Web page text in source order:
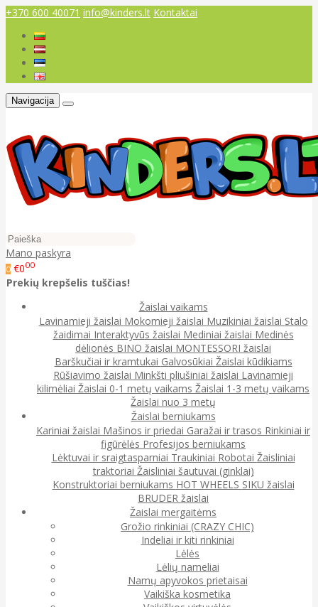
+370 600 40071 info@kinders.lt Kontaktai
Navigacija
Mano paskyra
0 €000
Prekių krepšelis tuščias!
Žaislai vaikams
Lavinamieji žaislai Mokomieji žaislai Muzikiniai žaislai Stalo
žaidimai Interaktyvūs žaislai Mediniai žaislai Medinės
dėlionės BINO žaislai MONTESSORI žaislai
Barškučiai ir kramtukai Galvosūkiai Žaislai kūdikiams
Rūšiavimo žaislai Minkšti pliušiniai žaislai Lavinamieji
kilimėliai Žaislai 0-1 metų vaikams Žaislai 1-3 metų vaikams
Žaislai nuo 3 metų
Žaislai berniukams
Kariniai žaislai Mašinos ir priedai Garažai ir trasos Rinkiniai ir
figūrėlės Profesijos berniukams
Lėktuvai ir sraigtasparniai Traukiniai Robotai Žaisliniai
traktoriai Žaisliniai šautuvai (ginklai)
Konstruktoriai berniukams HOT WHEELS SIKU žaislai
BRUDER žaislai
Žaislai mergaitėms
Grožio rinkiniai (CRAZY CHIC)
Indeliai ir kiti rinkiniai
Lėlės
Lėlių nameliai
Namų apyvokos prietaisai
Vaikiška kosmetika